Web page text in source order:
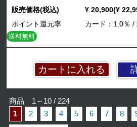
販売価格(税込)
¥ 20,900(¥
ポイント還元率
カード：1.0％ /
送料無料
商品 1～10 / 224
1
2 3 4 5 6 7 8